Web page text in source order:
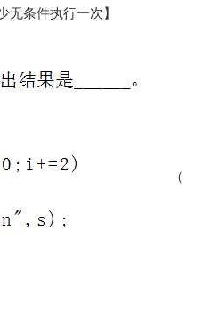
条件执行一次】
（